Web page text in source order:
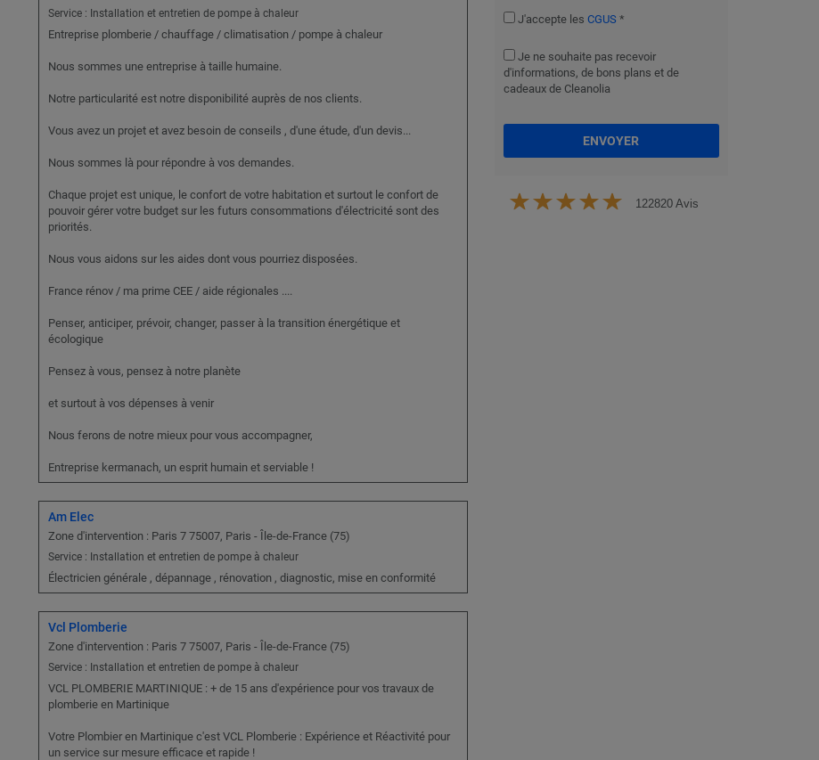
Service : Installation et entretien de pompe à chaleur
Entreprise plomberie / chauffage / climatisation / pompe à chaleur
Nous sommes une entreprise à taille humaine.
Notre particularité est notre disponibilité auprès de nos clients.
Vous avez un projet et avez besoin de conseils , d'une étude, d'un devis...
Nous sommes là pour répondre à vos demandes.
Chaque projet est unique, le confort de votre habitation et surtout le confort de
pouvoir gérer votre budget sur les futurs consommations d'électricité sont des
priorités.
Nous vous aidons sur les aides dont vous pourriez disposées.
France rénov / ma prime CEE / aide régionales ....
Penser, anticiper, prévoir, changer, passer à la transition énergétique et
écologique
Pensez à vous, pensez à notre planète
et surtout à vos dépenses à venir
Nous ferons de notre mieux pour vous accompagner,
Entreprise kermanach, un esprit humain et serviable !
Am Elec
Zone d'intervention : Paris 7 75007, Paris - Île-de-France (75)
Service : Installation et entretien de pompe à chaleur
Électricien générale , dépannage , rénovation , diagnostic, mise en conformité
Vcl Plomberie
Zone d'intervention : Paris 7 75007, Paris - Île-de-France (75)
Service : Installation et entretien de pompe à chaleur
VCL PLOMBERIE MARTINIQUE : + de 15 ans d'expérience pour vos travaux de
plomberie en Martinique
Votre Plombier en Martinique c'est VCL Plomberie : Expérience et Réactivité pour
un service sur mesure efficace et rapide !
J'accepte les CGUS *
Je ne souhaite pas recevoir
d'informations, de bons plans et de
cadeaux de Cleanolia
ENVOYER
122820 Avis